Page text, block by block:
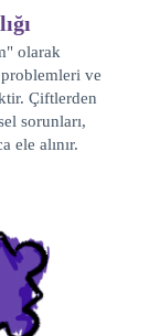
olarak
ve
Çiftlerden
sorunları,
ele alınır.